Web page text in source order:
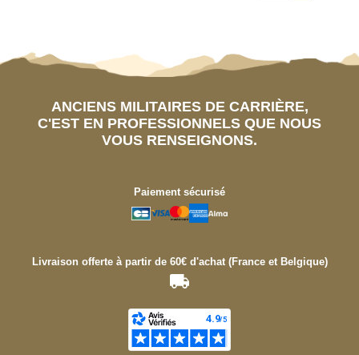
ANCIENS MILITAIRES DE CARRIÈRE,
C'EST EN PROFESSIONNELS QUE NOUS
VOUS RENSEIGNONS.
Paiement sécurisé
Livraison offerte à partir de 60€ d'achat (France et Belgique)